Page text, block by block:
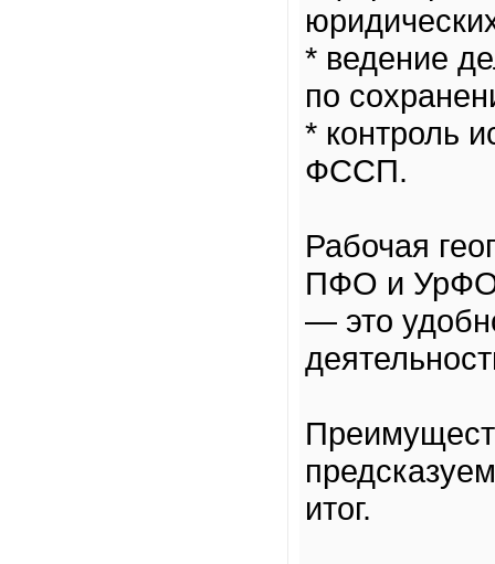
* ведение
по
* контроль
ФССП.
Рабочая
ПФО и УрФО,
— это
итог.